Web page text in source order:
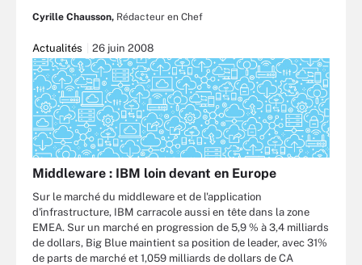
Cyrille Chausson, Rédacteur en Chef
Actualités 26 juin 2008
Middleware : IBM loin devant en Europe
Sur le marché du middleware et de l'application
d'infrastructure, IBM carracole aussi en tête dans la zone
EMEA. Sur un marché en progression de 5,9 % à 3,4 milliards
de dollars, Big Blue maintient sa position de leader, avec 31%
de parts de marché et 1,059 milliards de dollars de CA